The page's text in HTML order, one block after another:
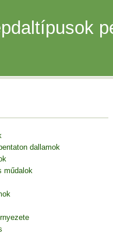
dallamok
műdalok